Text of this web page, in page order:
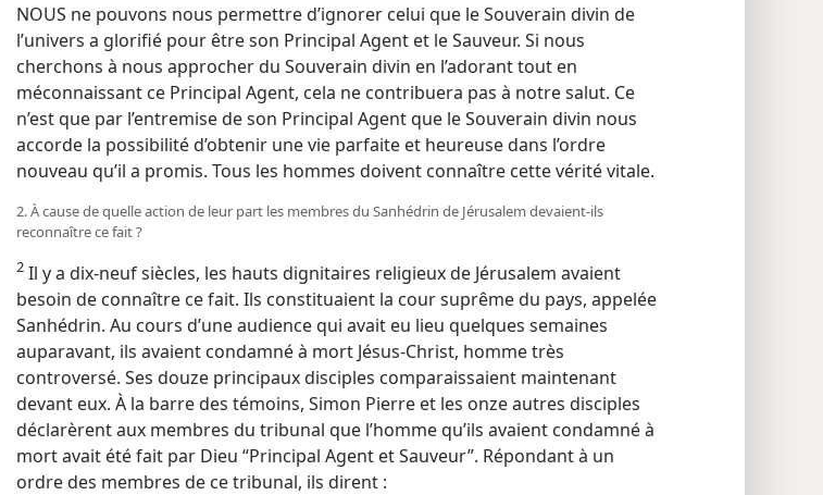
NOUS ne pouvons nous permettre d’ignorer celui que le Souverain divin de
l’univers a glorifié pour être son Principal Agent et le Sauveur. Si nous
cherchons à nous approcher du Souverain divin en l’adorant tout en
méconnaissant ce Principal Agent, cela ne contribuera pas à notre salut. Ce
n’est que par l’entremise de son Principal Agent que le Souverain divin nous
accorde la possibilité d’obtenir une vie parfaite et heureuse dans l’ordre
nouveau qu’il a promis. Tous les hommes doivent connaître cette vérité vitale.
2. À cause de quelle action de leur part les membres du Sanhédrin de Jérusalem devaient-​ils
reconnaître ce fait ?
2 Il y a dix-neuf siècles, les hauts dignitaires religieux de Jérusalem avaient
besoin de connaître ce fait. Ils constituaient la cour suprême du pays, appelée
Sanhédrin. Au cours d’une audience qui avait eu lieu quelques semaines
auparavant, ils avaient condamné à mort Jésus-Christ, homme très
controversé. Ses douze principaux disciples comparaissaient maintenant
devant eux. À la barre des témoins, Simon Pierre et les onze autres disciples
déclarèrent aux membres du tribunal que l’homme qu’ils avaient condamné à
mort avait été fait par Dieu “Principal Agent et Sauveur”. Répondant à un
ordre des membres de ce tribunal, ils dirent :